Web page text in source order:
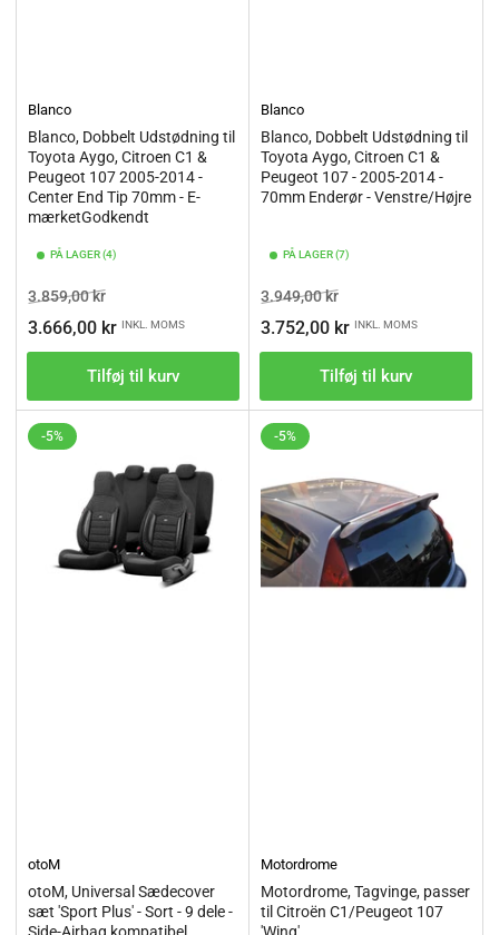
Blanco
Blanco, Dobbelt Udstødning til
Toyota Aygo, Citroen C1 &
Peugeot 107 2005-2014 -
Center End Tip 70mm - E-
mærketGodkendt
PÅ LAGER (4)
Vejl.pris
3.859,00 krTilbudspris
3.666,00 kr INKL. MOMS
Tilføj til kurv
Blanco
Blanco, Dobbelt Udstødning til
Toyota Aygo, Citroen C1 &
Peugeot 107 - 2005-2014 -
70mm Enderør - Venstre/Højre
PÅ LAGER (7)
Vejl.pris
3.949,00 krTilbudspris
3.752,00 kr INKL. MOMS
Tilføj til kurv
-5%
otoM
otoM, Universal Sædecover
sæt 'Sport Plus' - Sort - 9 dele -
-5%
Motordrome
Motordrome, Tagvinge, passer
til Citroën C1/Peugeot 107